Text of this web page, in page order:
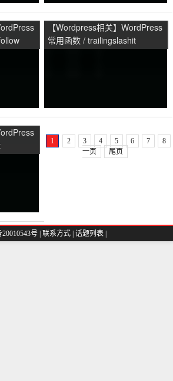
【Wordpress相关】WordPress
常用函数 / trailingslashit
1 2 3 4 5 6 7
8
一页
尾页
号 联系方式 话题列表